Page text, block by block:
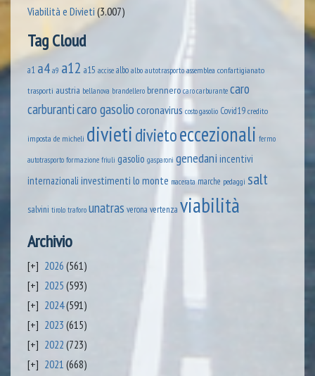
Viabilità e Divieti (3.007)
Tag Cloud
a1 a4 a9 a12 a15 accise albo albo autotrasporto assemblea confartigianato
trasporti austria bellanova brandellero brennero caro carburante caro
carburanticaro gasoliocoronavirus costo gasolio Covid19credito
imposta de micheli divietidivietoeccezionali fermo
autotrasporto formazione friuli gasolio gasparoni genedani incentivi
internazionali investimenti lo monte macerata marche pedaggi salt
salvini tirolo traforo unatras verona vertenza viabilità
Archivio
2026 (561)
2025 (593)
2024(591)
2023 (615)
2022 (723)
2021 (668)